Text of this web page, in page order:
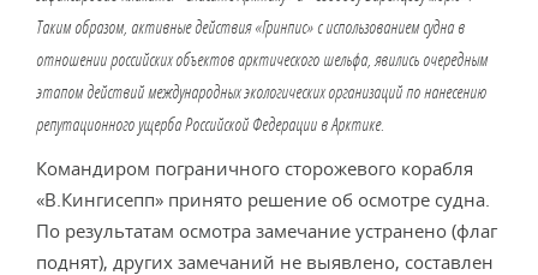
Таким образом, активные действия «Гринпис» с использованием судна в
отношении российских объектов арктического шельфа, явились очередным
этапом действий международных экологических организаций по нанесению
репутационного ущерба Российской Федерации в Арктике.
Командиром пограничного сторожевого корабля
«В.Кингисепп» принято решение об осмотре судна.
По результатам осмотра замечание устранено (флаг
поднят), других замечаний не выявлено, составлен